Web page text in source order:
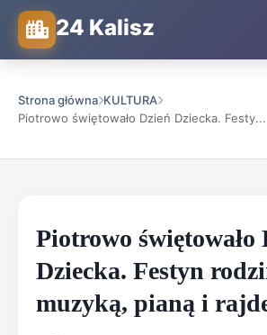
24 Kalisz
Strona główna KULTURA
Piotrowo świętowało Dzień Dziecka. Festy...
Piotrowo świętowało
Dziecka. Festyn
muzyką, pianą i